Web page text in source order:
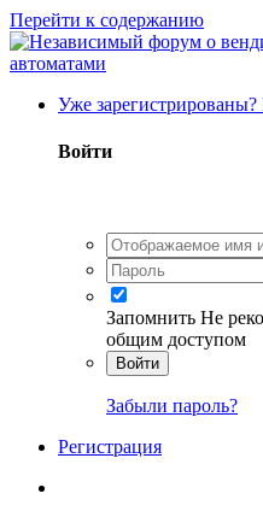
Перейти к содержанию
Уже
Войти
Запомнить Не
общим доступом
Войти
Забыли пароль?
Регистрация